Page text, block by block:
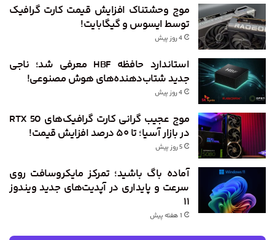
موج وحشتناک افزایش قیمت کارت گرافیک
توسط ایسوس و گیگابایت!
4 روز پیش
استاندارد حافظه HBF معرفی شد؛ ناجی
جدید شتاب‌دهنده‌های هوش مصنوعی!
4 روز پیش
موج عجیب گرانی کارت گرافیک‌های RTX 50
در بازار آسیا؛ تا ۵۰ درصد افزایش قیمت!
5 روز پیش
آماده باگ باشید؛ تمرکز مایکروسافت روی
سرعت و پایداری در آپدیت‌های جدید ویندوز
۱۱
1 هفته پیش